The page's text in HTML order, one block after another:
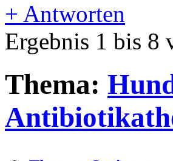
+ Antworten
Ergebnis 1 bis 8
Thema: